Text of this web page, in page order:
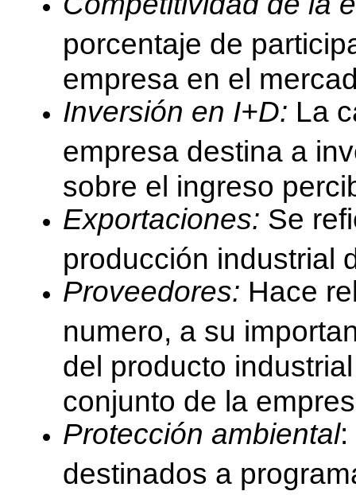
porcentaje de
empresa en el
Inversión en I+D: La
empresa destina a
sobre el ingreso
Exportaciones: Se
producción industrial
Proveedores: Hace
numero, a su
del producto
conjunto de la
Protección ambiental:
destinados a